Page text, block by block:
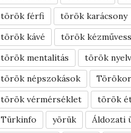
török férfi
török karácsony
török kávé
török
török mentalitás
török nyelv
török népszokások
török vérmérséklet
török
Türkinfo
yörük Áldozati